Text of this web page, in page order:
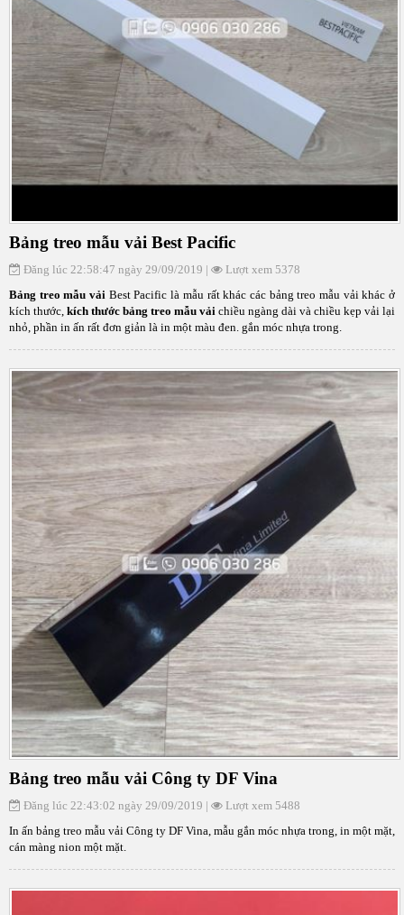
Bảng treo mẫu vải Best Pacific
Đăng lúc 22:58:47 ngày 29/09/2019 |
Lượt xem 5378
Bảng treo mẫu vải Best Pacific là mẫu rất khác các bảng treo mẫu vải khác ở
kích thước, kích thước bảng treo mẫu vải chiều ngàng dài và chiều kẹp vải lại
nhỏ, phần in ấn rất đơn giản là in một màu đen. gắn móc nhựa trong.
Bảng treo mẫu vải Công ty DF Vina
Đăng lúc 22:43:02 ngày 29/09/2019 |
Lượt xem 5488
In ấn bảng treo mẫu vải Công ty DF Vina, mẫu gắn móc nhựa trong, in một mặt,
cán màng nion một mặt.